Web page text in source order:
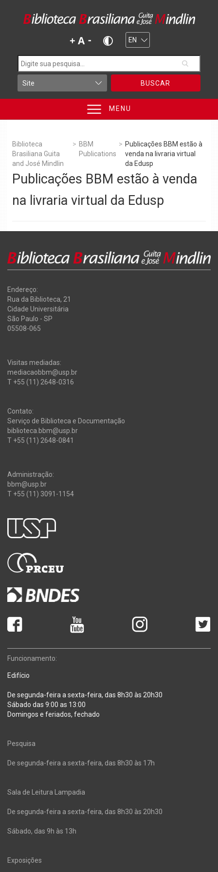
BUSCAR
MENU
Biblioteca
Brasiliana Guita
and José Mindlin
> BBM
Publications
> Publicações BBM estão à
venda na livraria virtual
da Edusp
Publicações BBM estão à venda
na livraria virtual da Edusp
Endereço:
Rua da Biblioteca, 21
Cidade Universitária
São Paulo - SP
05508-065
Visitas mediadas:
mediacaobbm@usp.br
T +55 (11) 2648-0316
Contato:
Serviço de Biblioteca e Documentação
biblioteca.bbm@usp.br
T +55 (11) 2648-0841
Administração:
bbm@usp.br
T +55 (11) 3091-1154
Funcionamento:
Edifício
De segunda-feira a sexta-feira, das 8h30 às 20h30
Sábado das 9:00 as 13:00
Domingos e feriados, fechado
Pesquisa
De segunda-feira a sexta-feira, das 8h30 às 17h
Sala de Leitura Lampadia
De segunda-feira a sexta-feira, das 8h30 às 20h30
Sábado, das 9h às 13h
Exposições